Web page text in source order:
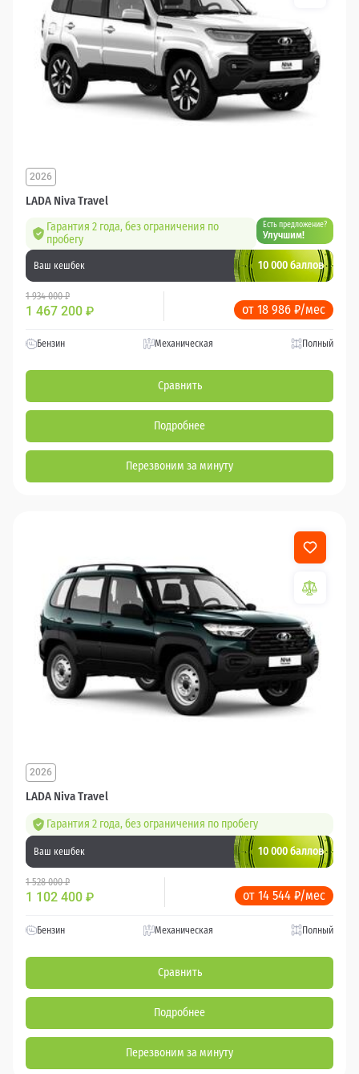
LADA Niva Travel
2026
Гарантия 2 года, без ограничения по
пробегу
Есть предложение?
Улучшим!
Ваш кешбек 10 000 баллов
1 934 000 ₽
1 467 200 ₽ от 18 986 ₽/мес
Бензин Механическая Полный
Сравнить
Подробнее
Перезвоним за минуту
LADA Niva Travel
2026
Гарантия 2 года, без ограничения по пробегу
Ваш кешбек 10 000 баллов
1 528 000 ₽
1 102 400 ₽ от 14 544 ₽/мес
Бензин Механическая Полный
Сравнить
Подробнее
Перезвоним за минуту